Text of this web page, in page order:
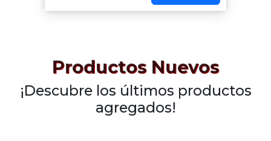
Productos Nuevos
¡Descubre los últimos productos
agregados!